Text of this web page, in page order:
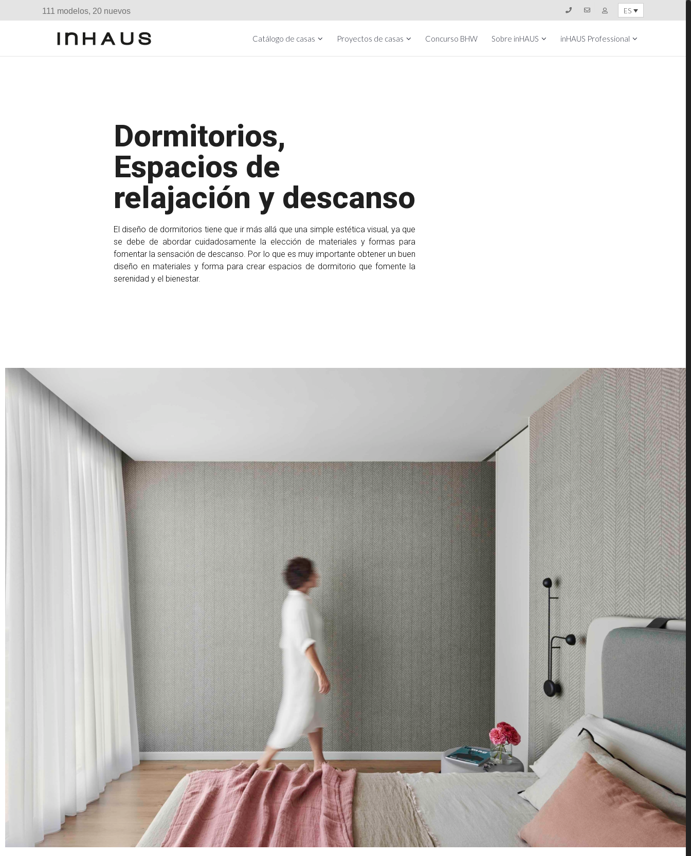
111 modelos, 20 nuevos ES
Catálogo de casas Proyectos de casas Concurso BHW Sobre inHAUS inHAUS Professional
Dormitorios,
Espacios de
relajación y descanso
El diseño de dormitorios tiene que ir más allá que una simple estética visual, ya que
se debe de abordar cuidadosamente la elección de materiales y formas para
fomentar la sensación de descanso. Por lo que es muy importante obtener un buen
diseño en materiales y forma para crear espacios de dormitorio que fomente la
serenidad y el bienestar.